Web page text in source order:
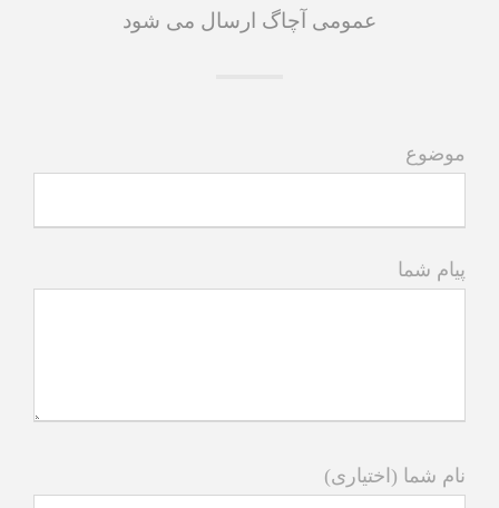
عمومی آچاگ ارسال می شود
موضوع
پیام شما
نام شما (اختیاری)